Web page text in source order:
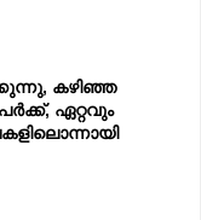
കഴിഞ്ഞ
ഏറ്റവും